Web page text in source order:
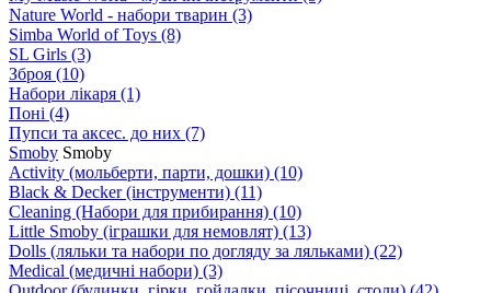
Nature World - набори тварин (3)
Simba World of Toys (8)
SL Girls (3)
Зброя (10)
Набори лікаря (1)
Поні (4)
Пупси та аксес. до них (7)
Smoby Smoby
Аctivity (мольберти, парти, дошки) (10)
Black & Decker (інструменти) (11)
Cleaning (Набори для прибирання) (10)
Little Smoby (іграшки для немовлят) (13)
Dolls (ляльки та набори по догляду за ляльками) (22)
Medical (медичні набори) (3)